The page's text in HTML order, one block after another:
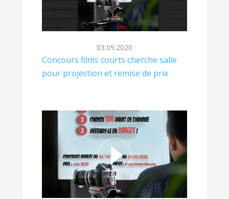
03.09.2020
Concours films courts cherche salle
pour projection et remise de prix